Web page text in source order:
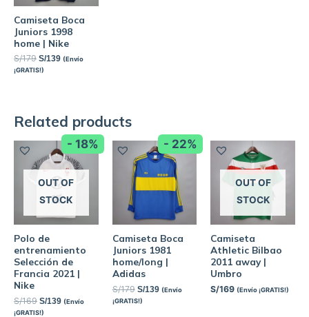
Camiseta Boca
Juniors 1998
home | Nike
S/179 S/139 (Envío
¡GRATIS!)
Related products
- 18%
OUT OF
STOCK
Polo de
entrenamiento
Selección de
Francia 2021 |
Nike
S/169 S/139 (Envío
¡GRATIS!)
- 22%
Camiseta Boca
Juniors 1981
home/long |
Adidas
S/179 S/139 (Envío
¡GRATIS!)
OUT OF
STOCK
Camiseta
Athletic Bilbao
2011 away |
Umbro
S/169 (Envío ¡GRATIS!)